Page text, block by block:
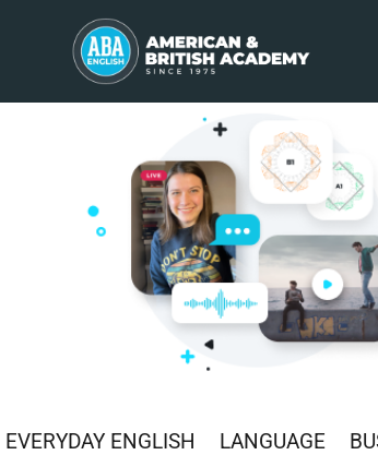
EVERYDAY ENGLISH LANGUAGE